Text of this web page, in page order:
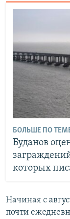
БОЛЬШЕ ПО
Буданов
которых
Начиная с
почти